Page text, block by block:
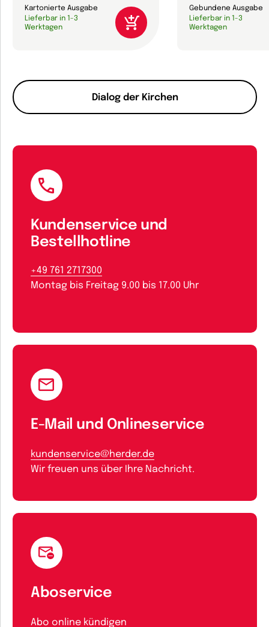
Dialog der Kirchen
Kartonierte Ausgabe
Lieferbar in 1-3
Werktagen
Gebundene Ausgabe
Lieferbar in 1-3
Werktagen
Kundenservice und
Bestellhotline
+49 761 2717300
Montag bis Freitag 9.00 bis 17.00 Uhr
E-Mail und Onlineservice
kundenservice@herder.de
Wir freuen uns über Ihre Nachricht.
Aboservice
Abo online kündigen